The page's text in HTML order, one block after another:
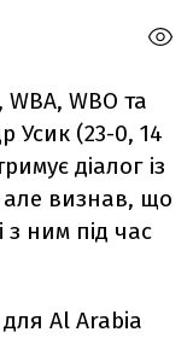
WBA, WBO та
Усик (23-0, 14
діалог із
але визнав, що
з ним під час
Al Arabia